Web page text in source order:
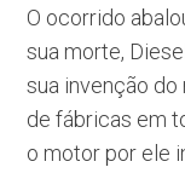
O ocorrido
sua morte,
sua invenção
de fábricas em
o motor por ele